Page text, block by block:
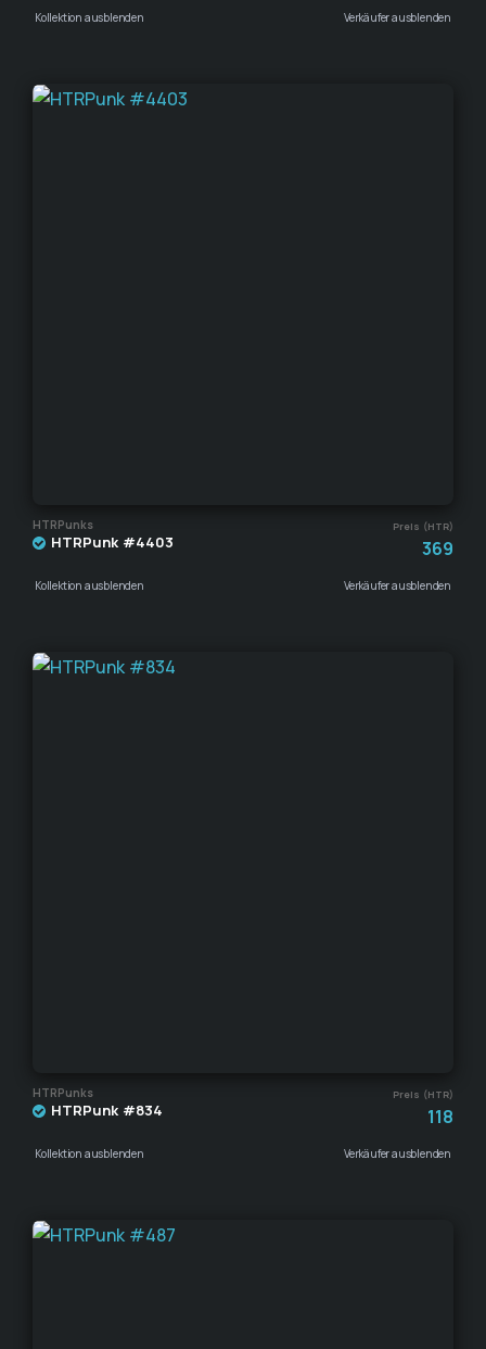
Kollektion ausblenden Verkäufer ausblenden
HTRPunks Preis (HTR)
HTRPunk #4403 369
Kollektion ausblenden Verkäufer ausblenden
HTRPunks Preis (HTR)
HTRPunk #834 118
Kollektion ausblenden Verkäufer ausblenden